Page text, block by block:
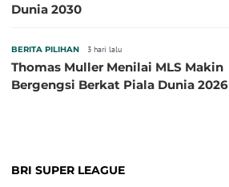
Dunia 2030
BERITA PILIHAN 3 hari lalu
Thomas Muller Menilai MLS Makin
Bergengsi Berkat Piala Dunia 2026
BRI SUPER LEAGUE